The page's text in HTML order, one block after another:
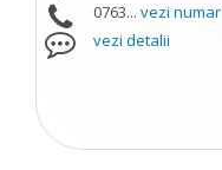
0763... vezi numar
vezi detalii